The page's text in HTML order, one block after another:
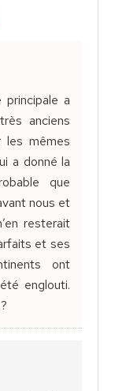
principale a
anciens
les mêmes
a donné la
que
nous et
resterait
et ses
ont
englouti.